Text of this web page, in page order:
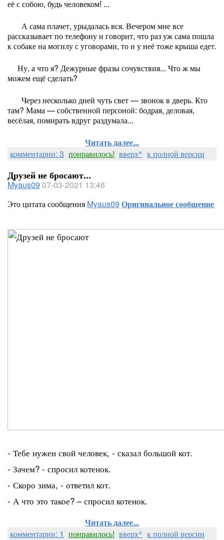
её с собою, будь человеком! ...
А сама плачет, урыдалась вся. Вечером мне все
рассказывает по телефону и говорит, что раз уж сама пошла
к собаке на могилу с уговорами, то и у неё тоже крыша едет.
Ну, а что я? Дежурные фразы сочувствия... Что ж мы
можем ещё сделать?
Через несколько дней чуть свет — звонок в дверь. Кто
там? Мама — собственной персоной: бодрая, деловая,
весёлая, помирать вдруг раздумала...
Читать далее...
комментарии: 3 понравилось! вверх^ к полной версии
Друзей не бросают...
Myaus09 07-03-2021 13:46
Это цитата сообщения Myaus09 Оригинальное сообщение
- Тебе нужен свой человек, - сказал большой кот.
- Зачем? - спросил котенок.
- Скоро зима, - ответил кот.
- А что это такое? – спросил котенок.
Читать далее...
комментарии: 1 понравилось! вверх^ к полной версии